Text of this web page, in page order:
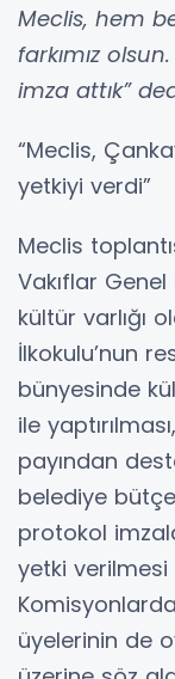
Meclis, hem
farkımız
imza attık”
“Meclis,
yetkiyi verdi”
Meclis
Vakıflar
kültür varlığı
İlkokulu’nun
bünyesinde
ile
payından
belediye
protokol
yetki verilmesi
üyelerinin de